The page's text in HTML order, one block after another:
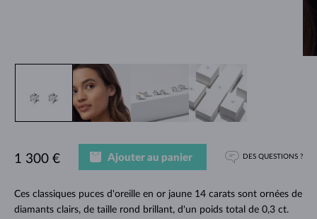
Ces classiques puces d'oreille en or jaune 14 carats sont ornées de
diamants clairs, de taille rond brillant, d'un poids total de 0,3 ct.
1 300 € Ajouter au panier DES QUESTIONS ?